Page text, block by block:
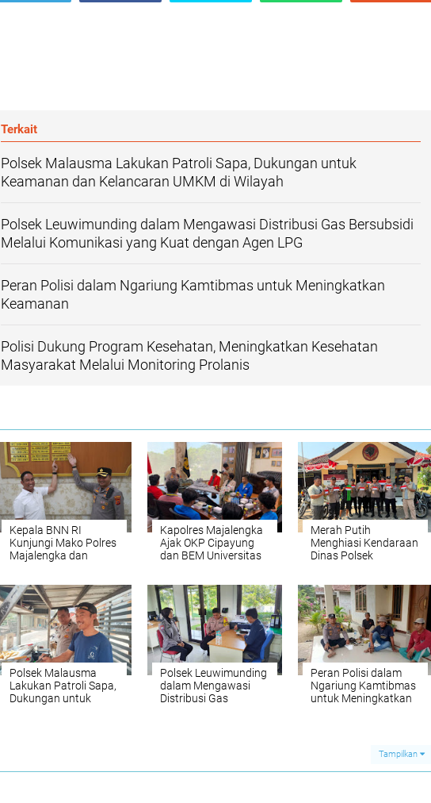
Terkait
Polsek Malausma Lakukan Patroli Sapa, Dukungan untuk
Keamanan dan Kelancaran UMKM di Wilayah
Polsek Leuwimunding dalam Mengawasi Distribusi Gas Bersubsidi
Melalui Komunikasi yang Kuat dengan Agen LPG
Peran Polisi dalam Ngariung Kamtibmas untuk Meningkatkan
Keamanan
Polisi Dukung Program Kesehatan, Meningkatkan Kesehatan
Masyarakat Melalui Monitoring Prolanis
Kepala BNN RI
Kunjungi Mako Polres
Majalengka dan
Kapolres Majalengka
Ajak OKP Cipayung
dan BEM Universitas
yang Inspiratif
Merah Putih
Menghiasi Kendaraan
Dinas Polsek
Kemerdekaan
Polsek Malausma
Lakukan Patroli Sapa,
Dukungan untuk
Polsek Leuwimunding
dalam Mengawasi
Distribusi Gas
Peran Polisi dalam
Ngariung Kamtibmas
untuk Meningkatkan
Tampilkan